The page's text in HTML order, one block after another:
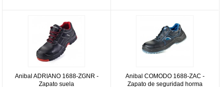
Anibal ADRIANO 1688-ZGNR -
Zapato suela
Anibal COMODO 1688-ZAC -
Zapato de seguridad horma